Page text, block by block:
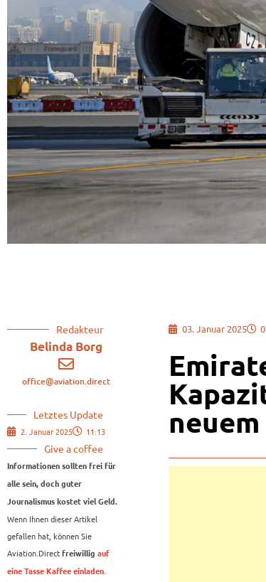
Redakteur
Belinda Borg
office@aviation.direct
Letztes Update
2. Januar 2025 11:13
Give a coffee
Informationen sollten frei für
alle sein, doch guter
Journalismus kostet viel Geld.
Wenn Ihnen dieser Artikel
gefallen hat, können Sie
Aviation.Direct freiwillig auf
eine Tasse Kaffee einladen.
03. Januar 2025